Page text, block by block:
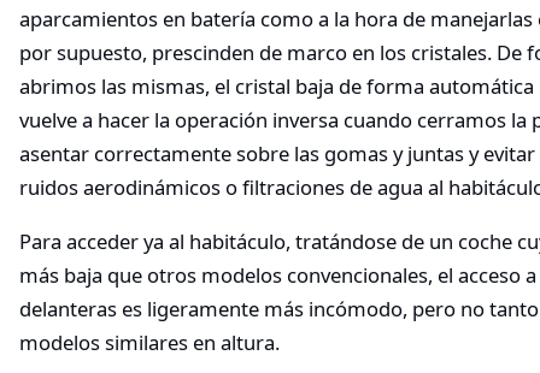
aparcamientos en batería como a la hora de manejarlas
por supuesto, prescinden de marco en los cristales. De
abrimos las mismas, el cristal baja de forma
vuelve a hacer la operación inversa cuando cerramos la
asentar correctamente sobre las gomas y juntas y
ruidos aerodinámicos o filtraciones de agua al
Para acceder ya al habitáculo, tratándose de un coche
más baja que otros modelos convencionales, el acceso
delanteras es ligeramente más incómodo, pero no
modelos similares en altura.